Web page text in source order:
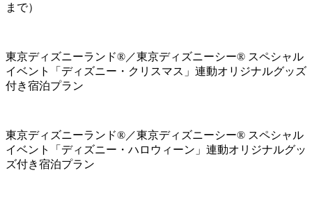
まで）
東京ディズニーランド®／東京ディズニーシー® スペシャル
イベント「ディズニー・クリスマス」連動オリジナルグッズ
付き宿泊プラン
東京ディズニーランド®／東京ディズニーシー® スペシャル
イベント「ディズニー・ハロウィーン」連動オリジナルグッ
ズ付き宿泊プラン